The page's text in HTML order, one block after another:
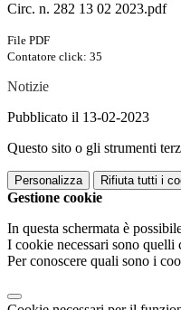
Circ. n. 282 13 02 2023.pdf
File PDF
Contatore click: 35
Notizie
Pubblicato il 13-02-2023
Questo sito o gli strumenti
Personalizza Rifiuta tutti i
Gestione cookie
In questa schermata è
I cookie necessari sono
Per conoscere quali sono i